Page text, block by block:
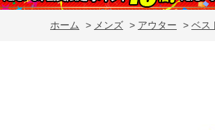
ホーム > メンズ > アウター > ベス